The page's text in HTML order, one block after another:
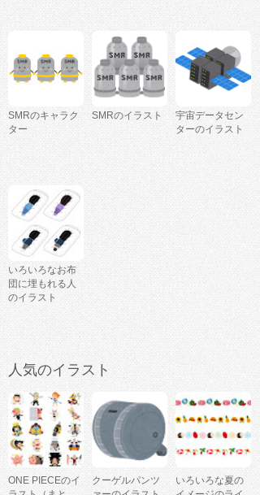
SMRのキャラク
ター
SMRのイラスト
宇宙データセン
ターのイラスト
いろいろなお布
団に埋もれる人
のイラスト
人気のイラスト
ONE PIECEのイ
クーゲルパンツ
いろいろな夏の